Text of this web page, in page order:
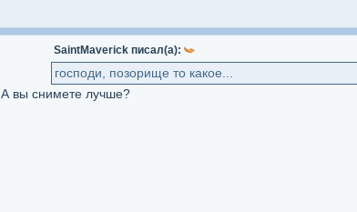
SaintMaverick писал(а):
господи, позорище то какое...
А вы снимете лучше?